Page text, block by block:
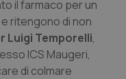
il farmaco per un
ritengono di non
Luigi Temporelli,
ICS Maugeri,
di colmare